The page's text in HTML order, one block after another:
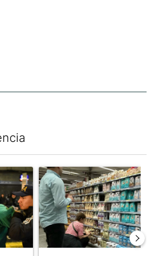
con el título "La violencia sigue en
Un artículo de tendencia con